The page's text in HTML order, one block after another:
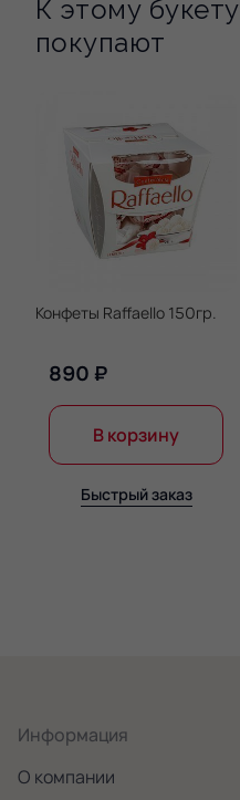
К этому букету
покупают
Конфеты Raffaello 150гр.
890 ₽
В корзину
Быстрый заказ
Информация
О компании